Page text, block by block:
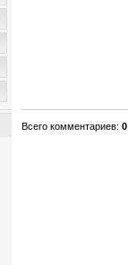
Всего комментариев:0